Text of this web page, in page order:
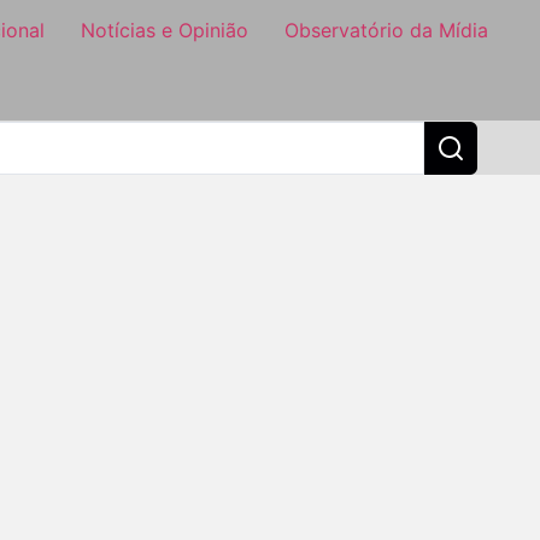
Notícias e Opinião Observatório da Mídia